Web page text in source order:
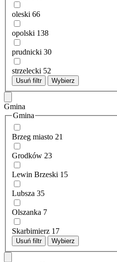
oleski 66
opolski 138
prudnicki 30
strzelecki 52
Usuń filtr Wybierz
Gmina
Gmina
Brzeg miasto 21
Grodków 23
Lewin Brzeski 15
Lubsza 35
Olszanka 7
Skarbimierz 17
Usuń filtr Wybierz